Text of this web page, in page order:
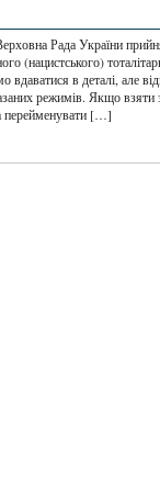
Рада України
(нацистського)
вдаватися в деталі, але
режимів. Якщо
перейменувати […]